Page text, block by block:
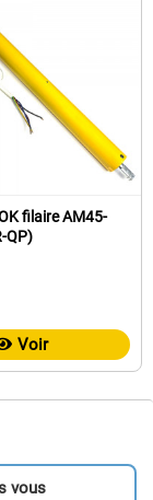
filaire AM45-
QP)
Voir
vous